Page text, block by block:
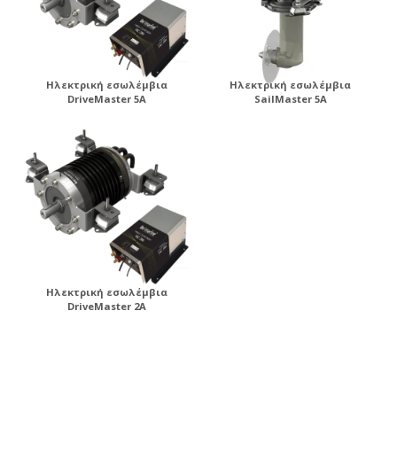
Ηλεκτρική εσωλέμβια
DriveMaster 5A
Ηλεκτρική εσωλέμβια
DriveMaster 2A
Ηλεκτρική εσωλέμβια
SailMaster 5A